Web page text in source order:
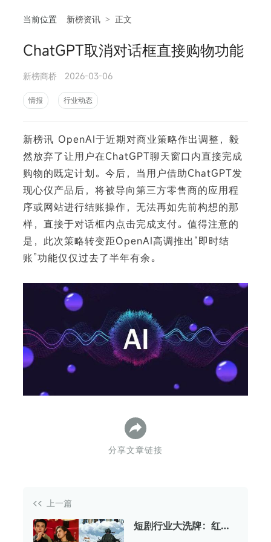
当前位置 新榜资讯 > 正文
ChatGPT取消对话框直接购物功能
新榜商桥 2026-03-06
情报 行业动态
新榜讯 OpenAI于近期对商业策略作出调整，毅
然放弃了让用户在ChatGPT聊天窗口内直接完成
购物的既定计划。今后，当用户借助ChatGPT发
现心仪产品后，将被导向第三方零售商的应用程
序或网站进行结账操作，无法再如先前构想的那
样，直接于对话框内点击完成支付。值得注意的
是，此次策略转变距OpenAI高调推出“即时结
账”功能仅仅过去了半年有余。
分享文章链接
上一篇
短剧行业大洗牌：红果